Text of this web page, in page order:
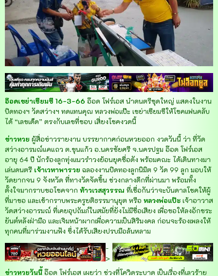
อ๊อดเขย่าเซียมซี 16-3-66 อ๊อด โฟร์เอส นำดนตรีชุดใหญ่ แสดงในงาน
ปิดทองฯ วัดสว่างฯ ทดแทนคุณ หลวงพ่อแป๊ะ เขย่าเซียมซีให้โชคแฟนคลับ
ได้ “เลขเด็ด” ตรงกับเลขที่ชอบ เสี่ยงโชคงวดนี้
ข่าวหวย ผู้สื่อข่าวรายงาน บรรยากาศก่อนหวยออก งวดวันนี้ ว่า ที่วัด
สว่างอารมณ์แคแถว ต.ขุนแก้ว อ.นครชัยศรี จ.นครปฐม อ๊อด โฟร์เอส
อายุ 64 ปี นักร้องลูกทุ่งแนวรำวงย้อนยุคชื่อดัง พร้อมคณะ ได้เดินทางมา
เล่นดนตรี เจ้าเวหาพารวย ฉลองงานปิดทองลูกนิมิต 9 วัด 99 ลูก มอบให้
วัดยากจน 9 จังหวัด ที่ทางวัดจัดขึ้น ช่วงกลางดึกที่ผ่านมา พร้อมทั้ง
ตั้งใจมากราบขอโชคจาก ท้าวเวสสุวรรณ ที่เชื่อกันว่าจะบันดาลโชคให้ผู้
ที่มาขอ และเข้ากราบพระครูยติธรรมานุยุต หรือ หลวงพ่อแป๊ะ เจ้าอาวาส
วัดสว่างอารมณ์ ที่เคยอุปถัมภ์ในสมัยที่ยังไม่มีชื่อเสียง เพื่อขอให้ลงอักขระ
ยันต์หลังฝ่ามือ และเจิมหน้าผากเพื่อความเป็นสิริมงคล ก่อนจะร้องเพลงให้
ทุกคนที่มาร่วมงานฟัง ซึ่งได้รับเสียงปรบมือล้นหลาม
-
>
ข่าวหวยวันนี้ อ๊อด โฟร์เอส เผยว่า ช่วงที่โควิดระบาด เป็นเรื่องที่เลวร้าย